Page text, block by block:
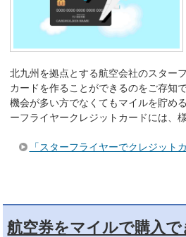
北九州を拠点とする航空会社のスター
カードを作ることができるのをご存知
機会が多い方でなくてもマイルを貯め
ーフライヤークレジットカードには、
「スターフライヤーでクレジット
航空券をマイルで購入